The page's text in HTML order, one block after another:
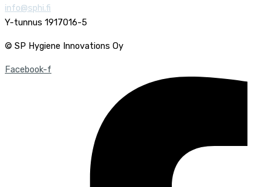
info@sphi.fi
Y-tunnus 1917016-5
© SP Hygiene Innovations Oy
Facebook-f